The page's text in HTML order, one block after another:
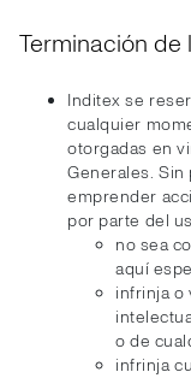
Terminación de
Inditex se
cualquier
otorgadas en
Generales.
emprender
por parte del
no sea
aquí
infrinja o
o de
infrinja